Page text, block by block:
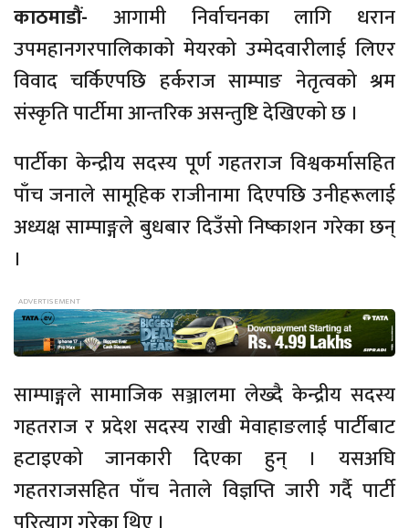
काठमाडौं- आगामी निर्वाचनका लागि धरान
उपमहानगरपालिकाको मेयरको उम्मेदवारीलाई लिएर
विवाद चर्किएपछि हर्कराज साम्पाङ नेतृत्वको श्रम
संस्कृति पार्टीमा आन्तरिक असन्तुष्टि देखिएको छ ।
पार्टीका केन्द्रीय सदस्य पूर्ण गहतराज विश्वकर्मासहित
पाँच जनाले सामूहिक राजीनामा दिएपछि उनीहरूलाई
अध्यक्ष साम्पाङ्गले बुधबार दिउँसो निष्काशन गरेका छन्
।
साम्पाङ्गले सामाजिक सञ्जालमा लेख्दै केन्द्रीय सदस्य
गहतराज र प्रदेश सदस्य राखी मेवाहाङलाई पार्टीबाट
हटाइएको जानकारी दिएका हुन् । यसअघि
गहतराजसहित पाँच नेताले विज्ञप्ति जारी गर्दै पार्टी